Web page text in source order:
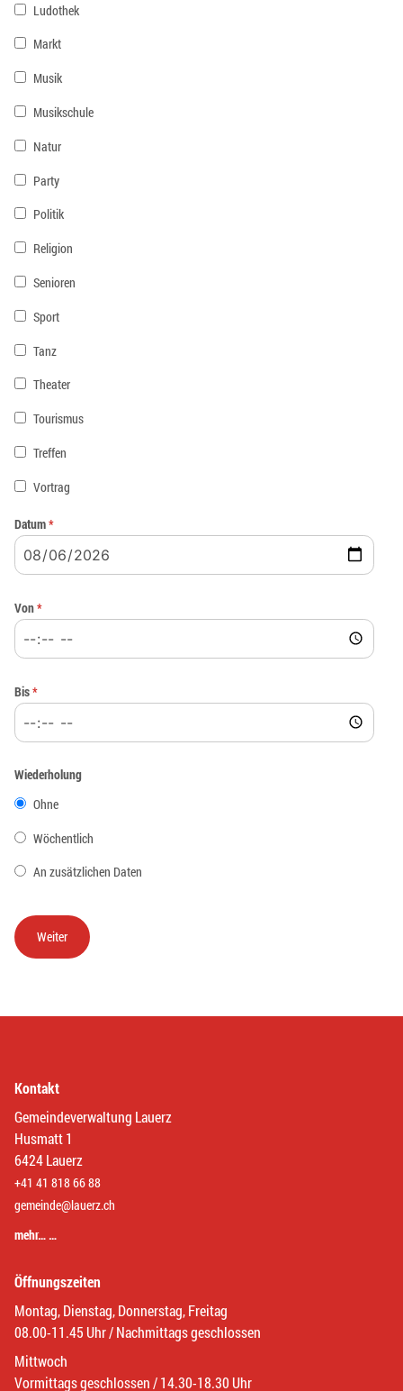
Ludothek
Markt
Musik
Musikschule
Natur
Party
Politik
Religion
Senioren
Sport
Tanz
Theater
Tourismus
Treffen
Vortrag
Datum*
Von*
Bis*
Wiederholung
Ohne
Wöchentlich
An zusätzlichen Daten
Kontakt
Gemeindeverwaltung Lauerz
Husmatt 1
6424 Lauerz
+41 41 818 66 88
gemeinde@lauerz.ch
mehr… …
Öffnungszeiten
Montag, Dienstag, Donnerstag, Freitag
08.00-11.45 Uhr / Nachmittags geschlossen
Mittwoch
Vormittags geschlossen / 14.30-18.30 Uhr